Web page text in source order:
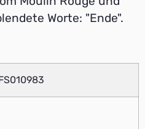
Worte: "Ende".